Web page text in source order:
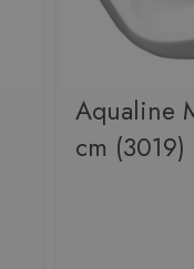
Aqualine
cm (3019)